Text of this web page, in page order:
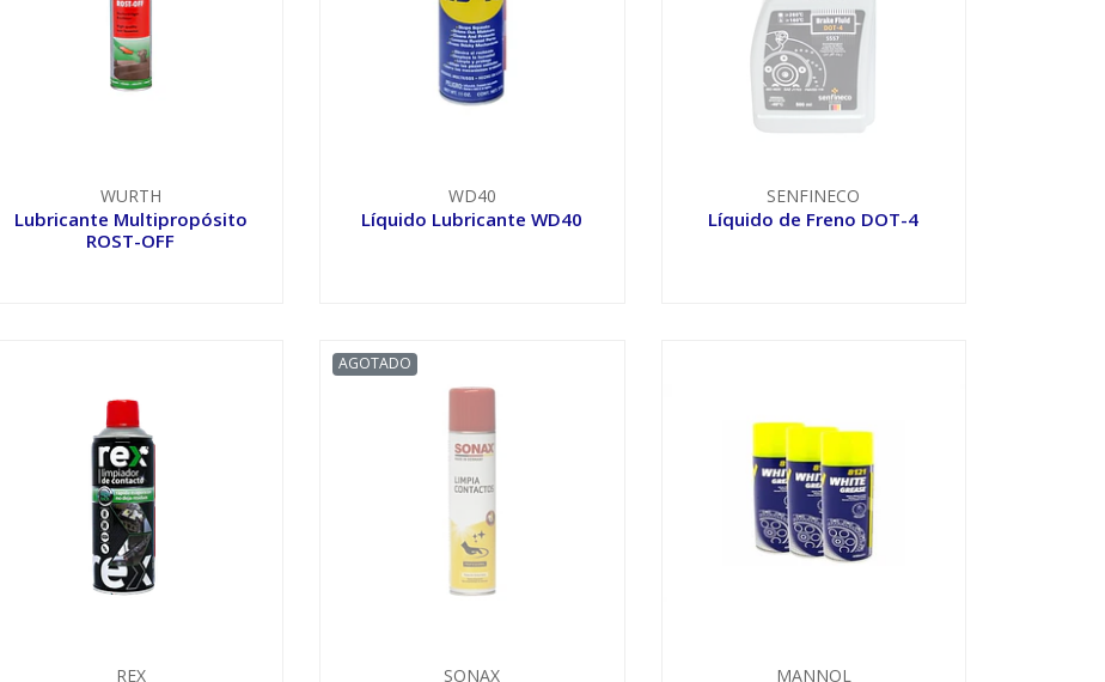
WURTH
Lubricante Multipropósito
ROST-OFF
WD40
Líquido Lubricante WD40
SENFINECO
Líquido de Freno DOT-4
REX
AGOTADO
SONAX MANNOL